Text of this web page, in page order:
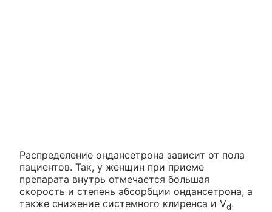
Распределение ондансетрона зависит от пола
пациентов. Так, у женщин при приеме
препарата внутрь отмечается большая
скорость и степень абсорбции ондансетрона, а
также снижение системного клиренса и Vd.